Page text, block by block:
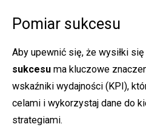
Pomiar sukcesu
Aby upewnić się, że wysiłki się
sukcesu ma kluczowe
wskaźniki wydajności (KPI),
celami i wykorzystaj dane do
strategiami.